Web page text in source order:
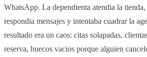
WhatsApp. La dependienta atendia la tienda,
respondia mensajes y intentaba cuadrar la
resultado era un caos: citas solapadas,
reserva, huecos vacios porque alguien